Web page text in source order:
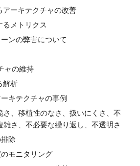
アーキテクチャの改善
るメトリクス
ンの弊害について
ャの維持
解析
キテクチャの事例
さ、移植性のなさ、扱いにくさ、不
雑さ、不必要な繰り返し、不透明さ
除
モニタリング